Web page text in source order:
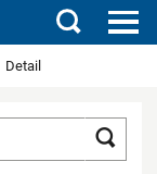
Suchen
Detail